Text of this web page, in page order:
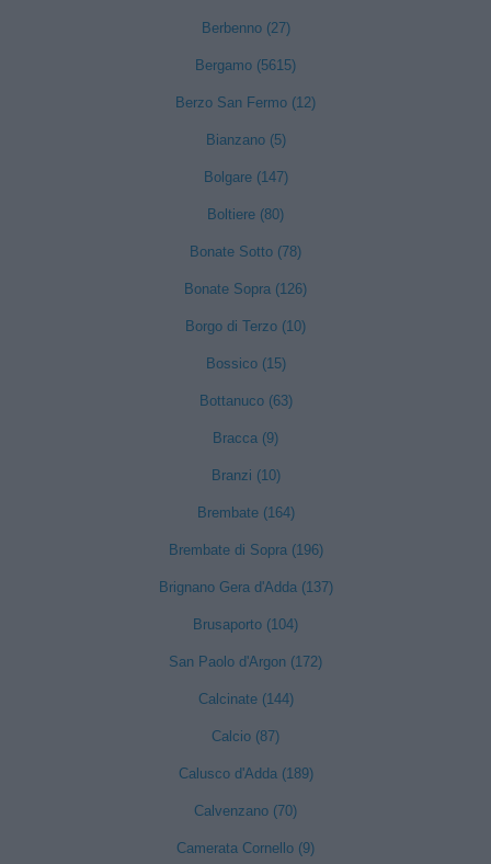
Berbenno (27)
Bergamo (5615)
Berzo San Fermo (12)
Bianzano (5)
Bolgare (147)
Boltiere (80)
Bonate Sotto (78)
Bonate Sopra (126)
Borgo di Terzo (10)
Bossico (15)
Bottanuco (63)
Bracca (9)
Branzi (10)
Brembate (164)
Brembate di Sopra (196)
Brignano Gera d'Adda (137)
Brusaporto (104)
San Paolo d'Argon (172)
Calcinate (144)
Calcio (87)
Calusco d'Adda (189)
Calvenzano (70)
Camerata Cornello (9)